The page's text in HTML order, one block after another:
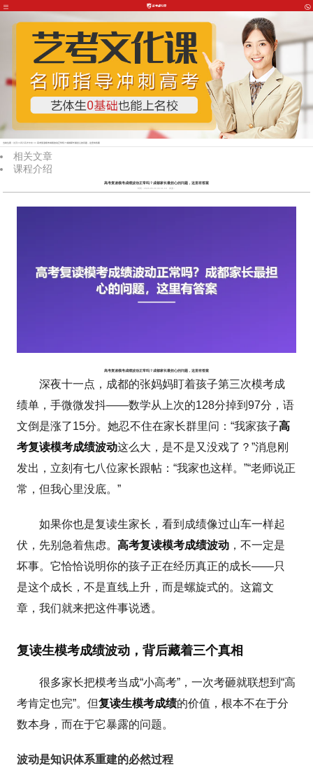
当前位置：首页>>四川高考专攻 >> 高考复读模考成绩波动正常吗？成都家长最担心的问题，这里有答案
相关文章
课程介绍
高考复读模考成绩波动正常吗？成都家长最担心的问题，这里有答案
时间：2026-05-30 06:31:18 来源：
高考复读模考成绩波动正常吗？成都家长最担心的问题，这里有答案
深夜十一点，成都的张妈妈盯着孩子第三次模考成
绩单，手微微发抖——数学从上次的128分掉到97分，语
文倒是涨了15分。她忍不住在家长群里问：“我家孩子高
考复读模考成绩波动这么大，是不是又没戏了？”消息刚
发出，立刻有七八位家长跟帖：“我家也这样。”“老师说正
常，但我心里没底。”
如果你也是复读生家长，看到成绩像过山车一样起
伏，先别急着焦虑。高考复读模考成绩波动 ，不一定是
坏事。它恰恰说明你的孩子正在经历真正的成长——只
是这个成长，不是直线上升，而是螺旋式的。这篇文
章，我们就来把这件事说透。
复读生模考成绩波动，背后藏着三个真相
很多家长把模考当成“小高考”，一次考砸就联想到“高
考肯定也完”。但复读生模考成绩的价值，根本不在于分
数本身，而在于它暴露的问题。
波动是知识体系重建的必然过程